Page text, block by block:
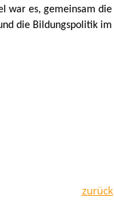
war es, gemeinsam die
die Bildungspolitik im
zurück